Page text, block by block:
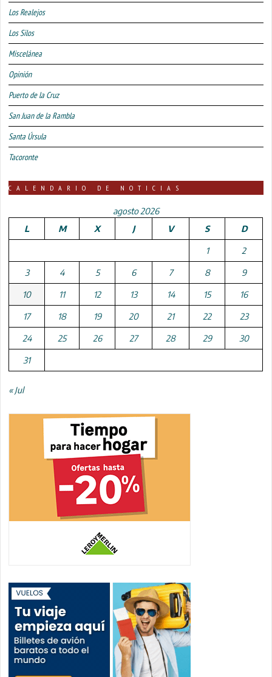
Los Realejos
Los Silos
Miscelánea
Opinión
Puerto de la Cruz
San Juan de la Rambla
Santa Úrsula
Tacoronte
CALENDARIO DE NOTICIAS
agosto 2026
L
M X J V S D
1 2
3 4 5 6 7 8 9
10 11 12 13 14 15 16
17 18 19 20 21 22 23
24 25 26 27 28 29 30
31
« Jul